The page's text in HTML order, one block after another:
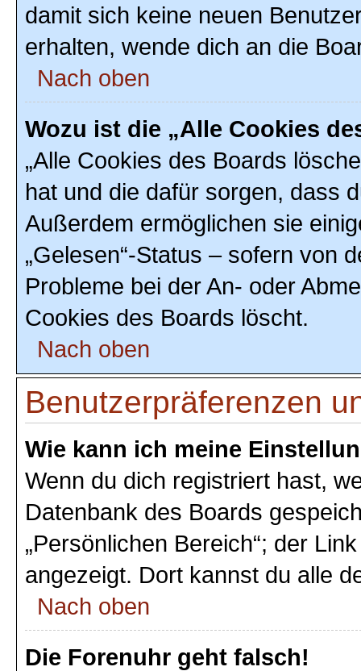
damit sich keine neuen
erhalten, wende dich an die
Nach oben
Wozu ist die „Alle Cookies
„Alle Cookies des Boards
hat und die dafür sorgen, dass
Außerdem ermöglichen sie
„Gelesen“-Status – sofern von
Probleme bei der An- oder
Cookies des Boards löscht.
Nach oben
Benutzerpräferenzen
Wie kann ich meine
Wenn du dich registriert hast,
Datenbank des Boards
„Persönlichen Bereich“; der
angezeigt. Dort kannst du alle
Nach oben
Die Forenuhr geht falsch!